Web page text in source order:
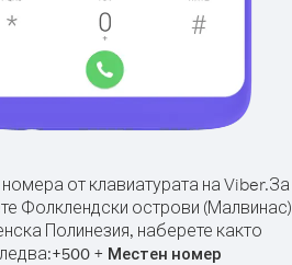
от клавиатурата на Viber.За
Фолклендски острови (Малвинас)
Полинезия, наберете както
+500 + Местен номер